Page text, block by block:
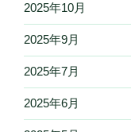
2025年10月
2025年9月
2025年7月
2025年6月